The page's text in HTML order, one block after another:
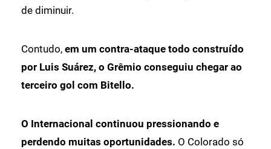
de diminuir.
Contudo, em um contra-ataque todo construído
por Luis Suárez, o Grêmio conseguiu chegar ao
terceiro gol com Bitello.
O Internacional continuou pressionando e
perdendo muitas oportunidades. O Colorado só